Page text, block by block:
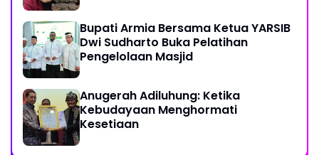
Bupati Armia Bersama Ketua YARSIB
Dwi Sudharto Buka Pelatihan
Pengelolaan Masjid
Anugerah Adiluhung: Ketika
Kebudayaan Menghormati
Kesetiaan